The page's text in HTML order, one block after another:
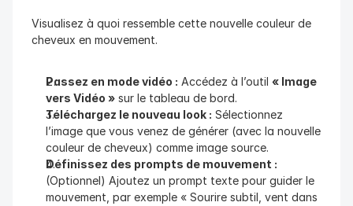
Visualisez à quoi ressemble cette nouvelle couleur de
cheveux en mouvement.
Passez en mode vidéo : Accédez à l’outil « Image
vers Vidéo » sur le tableau de bord.
Téléchargez le nouveau look : Sélectionnez
l’image que vous venez de générer (avec la nouvelle
couleur de cheveux) comme image source.
Définissez des prompts de mouvement :
(Optionnel) Ajoutez un prompt texte pour guider le
mouvement, par exemple « Sourire subtil, vent dans